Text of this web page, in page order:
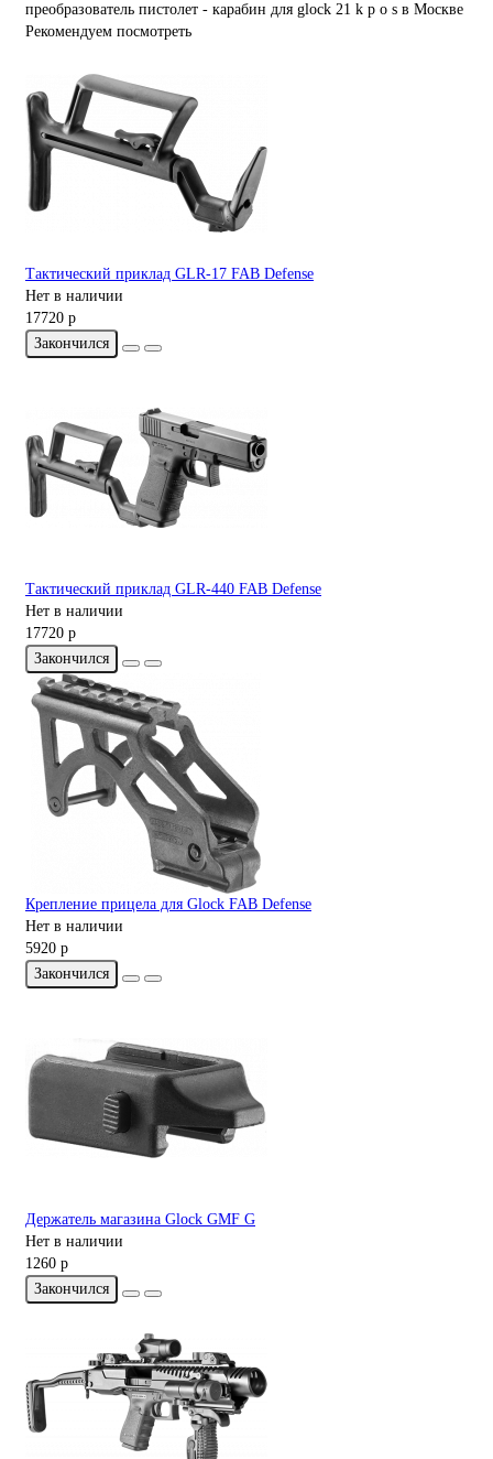
преобразователь пистолет - карабин для glock 21 k p o s в Москве
Рекомендуем посмотреть
Тактический приклад GLR-17 FAB Defense
Нет в наличии
17720 р
Закончился
Тактический приклад GLR-440 FAB Defense
Нет в наличии
17720 р
Закончился
Крепление прицела для Glock FAB Defense
Нет в наличии
5920 р
Закончился
Держатель магазина Glock GMF G
Нет в наличии
1260 р
Закончился